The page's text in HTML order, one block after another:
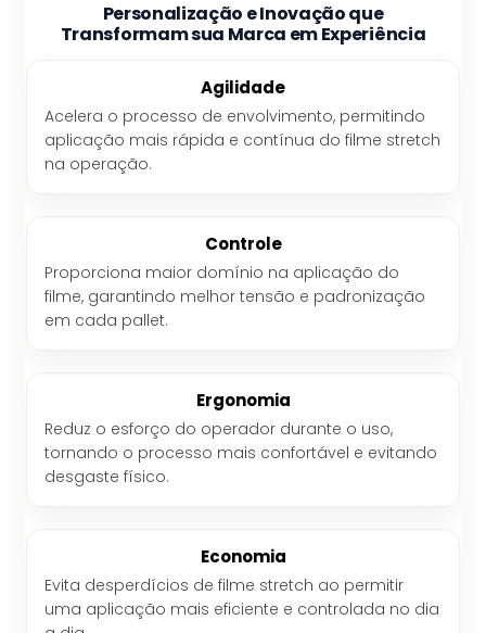
Personalização e Inovação que
Transformam sua Marca em Experiência
Agilidade
Acelera o processo de envolvimento, permitindo
aplicação mais rápida e contínua do filme stretch
na operação.
Controle
Proporciona maior domínio na aplicação do
filme, garantindo melhor tensão e padronização
em cada pallet.
Ergonomia
Reduz o esforço do operador durante o uso,
tornando o processo mais confortável e evitando
desgaste físico.
Economia
Evita desperdícios de filme stretch ao permitir
uma aplicação mais eficiente e controlada no dia